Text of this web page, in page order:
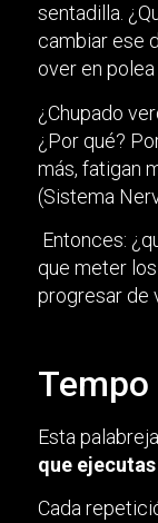
sentadilla.
cambiar ese
over en
¿Chupado
¿Por qué?
más, fatigan
(Sistema
Entonces:
que meter
progresar de
Tempo
Esta
que
Cada